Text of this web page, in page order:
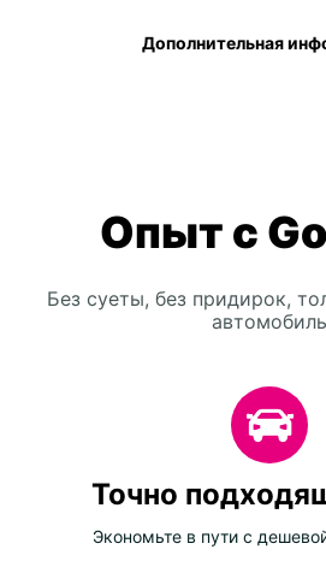
Дополнительная
Опыт с
Без суеты, без придирок,
автомобиль
Точно
Экономьте в пути с